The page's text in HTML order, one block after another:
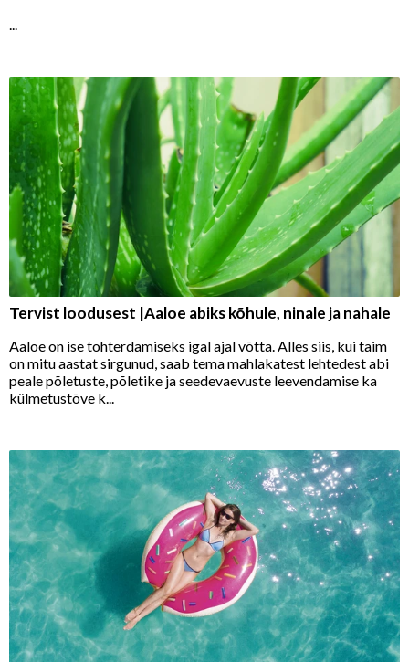
...
Tervist loodusest |Aaloe abiks kõhule, ninale ja nahale
Aaloe on ise tohterdamiseks igal ajal võtta. Alles siis, kui taim
on mitu aastat sirgunud, saab tema mahlakatest lehtedest abi
peale põletuste, põletike ja seedevaevuste leevendamise ka
külmetustõve k...